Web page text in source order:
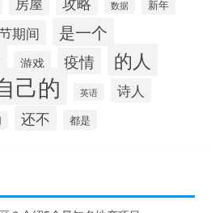
数据 新年
期间 是一个
游戏 疫情 的人
己的 英语 诗人
还不 都是